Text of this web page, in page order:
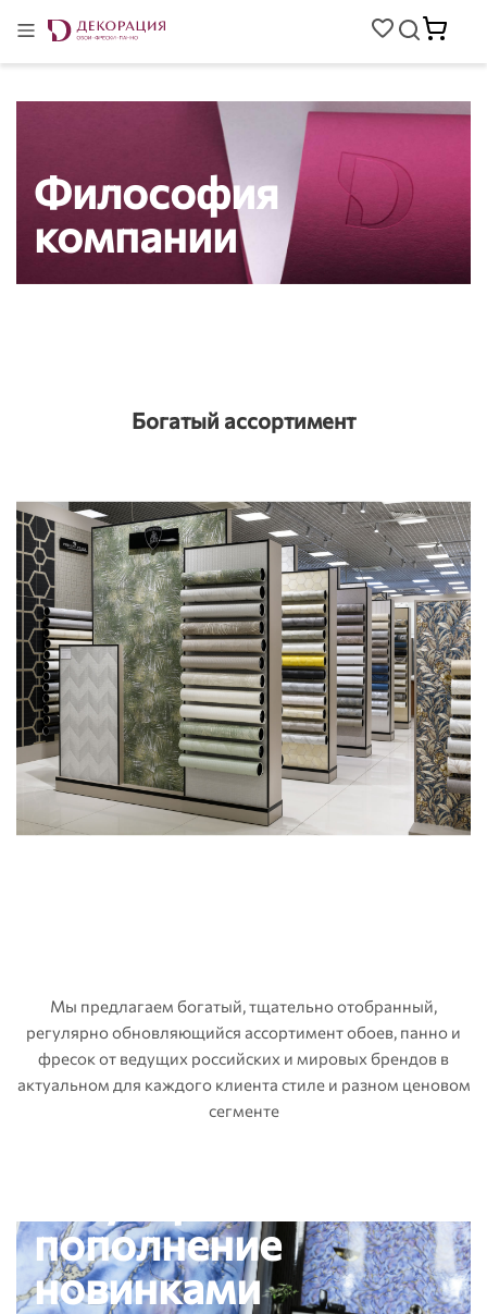
Философия
компании
Богатый ассортимент
Мы предлагаем богатый, тщательно отобранный,
регулярно обновляющийся ассортимент обоев, панно и
фресок от ведущих российских и мировых брендов в
актуальном для каждого клиента стиле и разном ценовом
сегменте
пополнение
новинками